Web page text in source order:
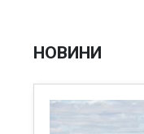
НОВИНИ